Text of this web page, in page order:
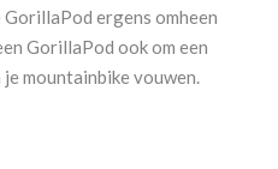
ergens omheen
GorillaPod ook om een
mountainbike vouwen.